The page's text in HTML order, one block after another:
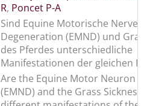
R, Poncet P-A
Sind Equine Motorische
Degeneration (EMND) und
des Pferdes unterschiedliche
Manifestationen der gleichen
Are the Equine Motor Neuron
(EMND) and the Grass Sickness